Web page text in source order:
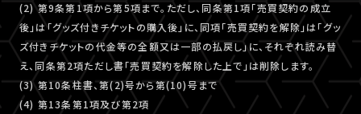
(2) 第9条第1項から第5項まで。ただし、同条第1項「売買契約の成立
後」は「グッズ付きチケットの購入後」に、同項「売買契約を解除」は「グッ
ズ付きチケットの代金等の全額又は一部の払戻し」に、それぞれ読み替
え、同条第2項ただし書「売買契約を解除した上で」は削除します。
(3) 第10条柱書、第(2)号から第(10)号まで
(4) 第13条第1項及び第2項